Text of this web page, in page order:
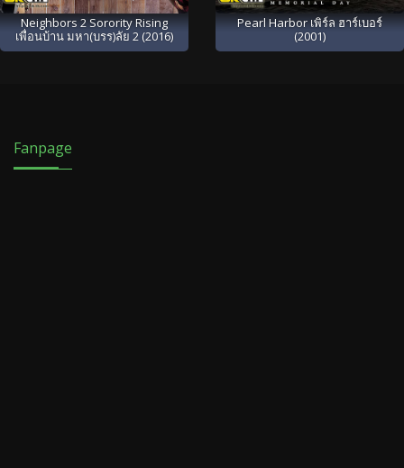
Neighbors 2 Sorority Rising
เพื่อนบ้าน มหา(บรร)ลัย 2 (2016)
Pearl Harbor เพิร์ล ฮาร์เบอร์
(2001)
Fanpage